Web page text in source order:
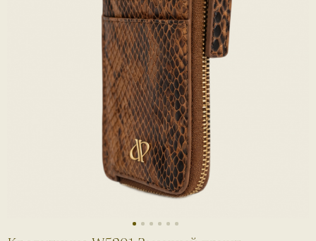
1 2 3 4 5 6